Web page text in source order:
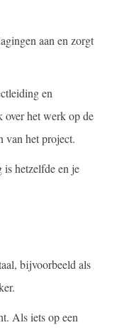
aan en zorgt
en
over het werk op de
van het project.
is hetzelfde en je
bijvoorbeeld als
Als iets op een